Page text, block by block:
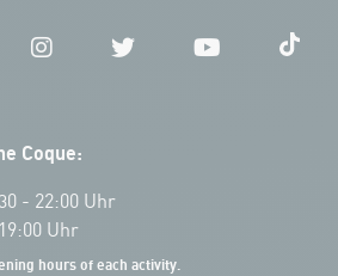
Coque:
- 22:00 Uhr
Uhr
hours of each activity.